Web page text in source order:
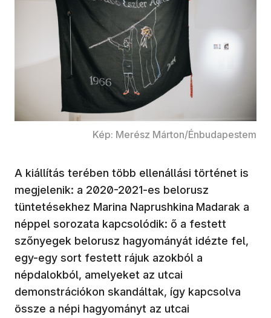
Kép: Merész Márton/Énbudapestem
A kiállítás terében több ellenállási történet is
megjelenik: a 2020-2021-es belorusz
tüntetésekhez Marina Naprushkina Madarak a
néppel sorozata kapcsolódik: ő a festett
szőnyegek belorusz hagyományát idézte fel,
egy-egy sort festett rájuk azokból a
népdalokból, amelyeket az utcai
demonstrációkon skandáltak, így kapcsolva
össze a népi hagyományt az utcai